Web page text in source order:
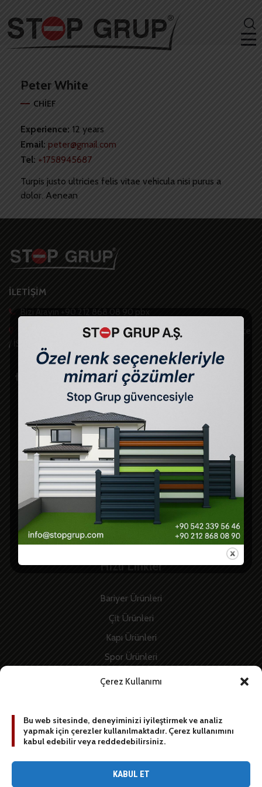
Çerez Kullanımı
Bu web sitesinde, deneyiminizi iyileştirmek ve analiz
yapmak için çerezler kullanılmaktadır. Çerez kullanımını
kabul edebilir veya reddedebilirsiniz.
KABUL ET
PeterWhite
CHIEF
Experience: 12 years
Email: peter@gmail.com
Tel: +1758945687
Turpis justo ultricies felis vitae vehicula nisi purus a
dolor. Aenean
İLETİŞİM
Güzelce Mah. İskenderun Cad. No:6 E-5 Üzeri Büyükçekmece
/ İSTANBUL -TR
Hızlı Linkler
Anasayfa
Ürünler
S.S.S
Projeler
Hızlı Linkler
Bariyer Ürünleri
Çit Ürünleri
Kapı Ürünleri
Spor Ürünleri
İnşaat Ürünleri
BİZE YAZIN
[contact-form-7 id=”1887″ title=”Sidebar contact form”]